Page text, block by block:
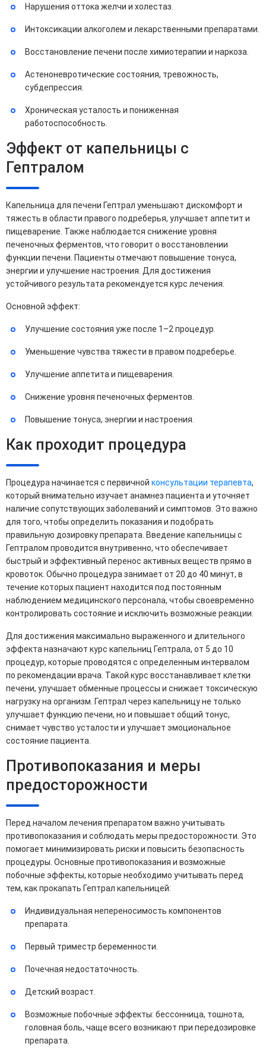
Нарушения оттока желчи и холестаз.
Интоксикации алкоголем и лекарственными препаратами.
Восстановление печени после химиотерапии и наркоза.
Астеноневротические состояния, тревожность,
субдепрессия.
Хроническая усталость и пониженная
работоспособность.
Эффект от капельницы с
Гептралом
Капельница для печени Гептрал уменьшают дискомфорт и
тяжесть в области правого подреберья, улучшает аппетит и
пищеварение. Также наблюдается снижение уровня
печеночных ферментов, что говорит о восстановлении
функции печени. Пациенты отмечают повышение тонуса,
энергии и улучшение настроения. Для достижения
устойчивого результата рекомендуется курс лечения.
Основной эффект:
Улучшение состояния уже после 1–2 процедур.
Уменьшение чувства тяжести в правом подреберье.
Улучшение аппетита и пищеварения.
Снижение уровня печеночных ферментов.
Повышение тонуса, энергии и настроения.
Как проходит процедура
Процедура начинается с первичной консультации терапевта,
который внимательно изучает анамнез пациента и уточняет
наличие сопутствующих заболеваний и симптомов. Это важно
для того, чтобы определить показания и подобрать
правильную дозировку препарата. Введение капельницы с
Гептралом проводится внутривенно, что обеспечивает
быстрый и эффективный перенос активных веществ прямо в
кровоток. Обычно процедура занимает от 20 до 40 минут, в
течение которых пациент находится под постоянным
наблюдением медицинского персонала, чтобы своевременно
контролировать состояние и исключить возможные реакции.
Для достижения максимально выраженного и длительного
эффекта назначают курс капельниц Гептрала, от 5 до 10
процедур, которые проводятся с определенным интервалом
по рекомендации врача. Такой курс восстанавливает клетки
печени, улучшает обменные процессы и снижает токсическую
нагрузку на организм. Гептрал через капельницу не только
улучшает функцию печени, но и повышает общий тонус,
снимает чувство усталости и улучшает эмоциональное
состояние пациента.
Противопоказания и меры
предосторожности
Перед началом лечения препаратом важно учитывать
противопоказания и соблюдать меры предосторожности. Это
помогает минимизировать риски и повысить безопасность
процедуры. Основные противопоказания и возможные
побочные эффекты, которые необходимо учитывать перед
тем, как прокапать Гептрал капельницей:
Индивидуальная непереносимость компонентов
препарата.
Первый триместр беременности.
Почечная недостаточность.
Детский возраст.
Возможные побочные эффекты: бессонница, тошнота,
головная боль, чаще всего возникают при передозировке
препарата.